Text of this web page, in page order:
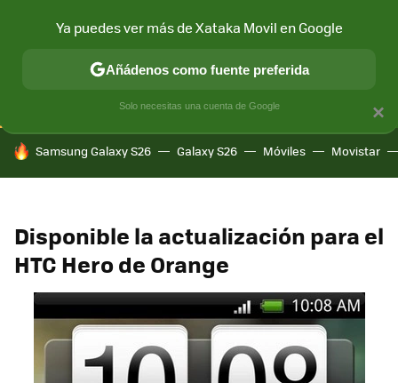
CONECTIVIDAD MÓVIL Y SOCIEDAD APLICACIONES
HOY SE HABLA DE
Samsung Galaxy S26 Galaxy S26 Móviles Movistar
Disponible la actualización para el
HTC Hero de Orange
×
Ya puedes ver más de Xataka Movil en Google
Añádenos como fuente preferida
Solo necesitas una cuenta de Google